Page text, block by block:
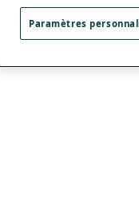
Paramètres